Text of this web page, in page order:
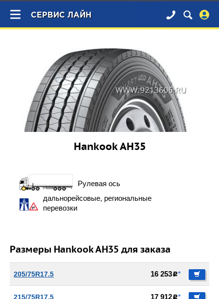
×
СЕРВИС ЛАЙН
Hankook AH35
Рулевая ось
дальнорейсовые, региональные
перевозки
Размеры Hankook AH35 для заказа
205/75R17.5 16 253 c*
215/75R17.5 17 912 c*